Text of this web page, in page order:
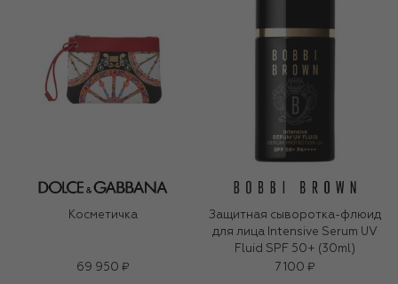
Косметичка
69 950 ₽
Защитная сыворотка-флюид
для лица Intensive Serum UV
Fluid SPF 50+ (30ml)
7 100 ₽